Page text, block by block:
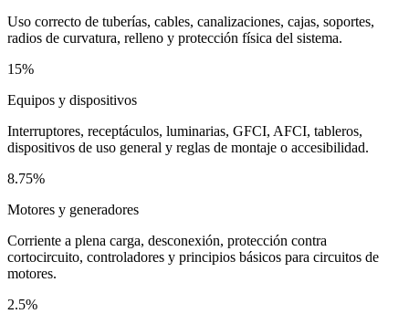
Uso correcto de tuberías, cables, canalizaciones, cajas, soportes,
radios de curvatura, relleno y protección física del sistema.
15%
Equipos y dispositivos
Interruptores, receptáculos, luminarias, GFCI, AFCI, tableros,
dispositivos de uso general y reglas de montaje o accesibilidad.
8.75%
Motores y generadores
Corriente a plena carga, desconexión, protección contra
cortocircuito, controladores y principios básicos para circuitos de
motores.
2.5%